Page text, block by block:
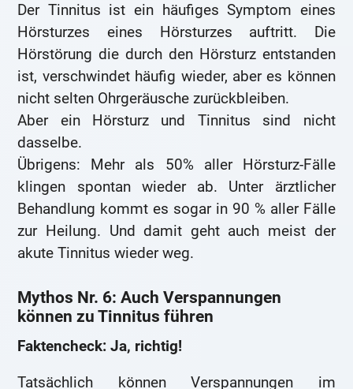
Der Tinnitus ist ein häufiges Symptom eines
Hörsturzes eines Hörsturzes auftritt. Die
Hörstörung die durch den Hörsturz entstanden
ist, verschwindet häufig wieder, aber es können
nicht selten Ohrgeräusche zurückbleiben.
Aber ein Hörsturz und Tinnitus sind nicht
dasselbe.
Übrigens: Mehr als 50% aller Hörsturz-Fälle
klingen spontan wieder ab. Unter ärztlicher
Behandlung kommt es sogar in 90 % aller Fälle
zur Heilung. Und damit geht auch meist der
akute Tinnitus wieder weg.
Mythos Nr. 6: Auch Verspannungen
können zu Tinnitus führen
Faktencheck: Ja, richtig!
Tatsächlich können Verspannungen im